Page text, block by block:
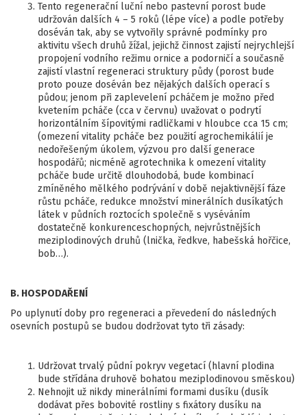
Tento regenerační luční nebo pastevní porost bude
udržován dalších 4 – 5 roků (lépe více) a podle potřeby
doséván tak, aby se vytvořily správné podmínky pro
aktivitu všech druhů žížal, jejichž činnost zajistí nejrychlejší
propojení vodního režimu ornice a podorničí a současně
zajistí vlastní regeneraci struktury půdy (porost bude
proto pouze doséván bez nějakých dalších operací s
půdou; jenom při zaplevelení pcháčem je možno před
kvetením pcháče (cca v červnu) uvažovat o podrytí
horizontálním šípovitými radličkami v hloubce cca 15 cm;
(omezení vitality pcháče bez použití agrochemikálií je
nedořešeným úkolem, výzvou pro další generace
hospodářů; nicméně agrotechnika k omezení vitality
pcháče bude určitě dlouhodobá, bude kombinací
zmíněného mělkého podrývání v době nejaktivnější fáze
růstu pcháče, redukce množství minerálních dusíkatých
látek v půdních roztocích společně s vyséváním
dostatečně konkurenceschopných, nejvrůstnějších
meziplodinových druhů (lnička, ředkve, habešská hořčice,
bob…).
B. HOSPODAŘENÍ
Po uplynutí doby pro regeneraci a převedení do následných
osevních postupů se budou dodržovat tyto tři zásady:
Udržovat trvalý půdní pokryv vegetací (hlavní plodina
bude střídána druhově bohatou meziplodinovou směskou)
Nehnojit už nikdy minerálními formami dusíku (dusík
dodávat přes bobovité rostliny s fixátory dusíku na